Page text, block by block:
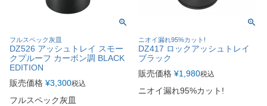
フルスペック灰皿
DZ526 アッシュトレイ スモー
クプルーフ カーボン調 BLACK
EDITION
販売価格 ¥3,300税込
フルスペック灰皿
ニオイ漏れ95%カット!
DZ417 ロックアッシュトレイ
ブラック
販売価格 ¥1,980税込
ニオイ漏れ95%カット!